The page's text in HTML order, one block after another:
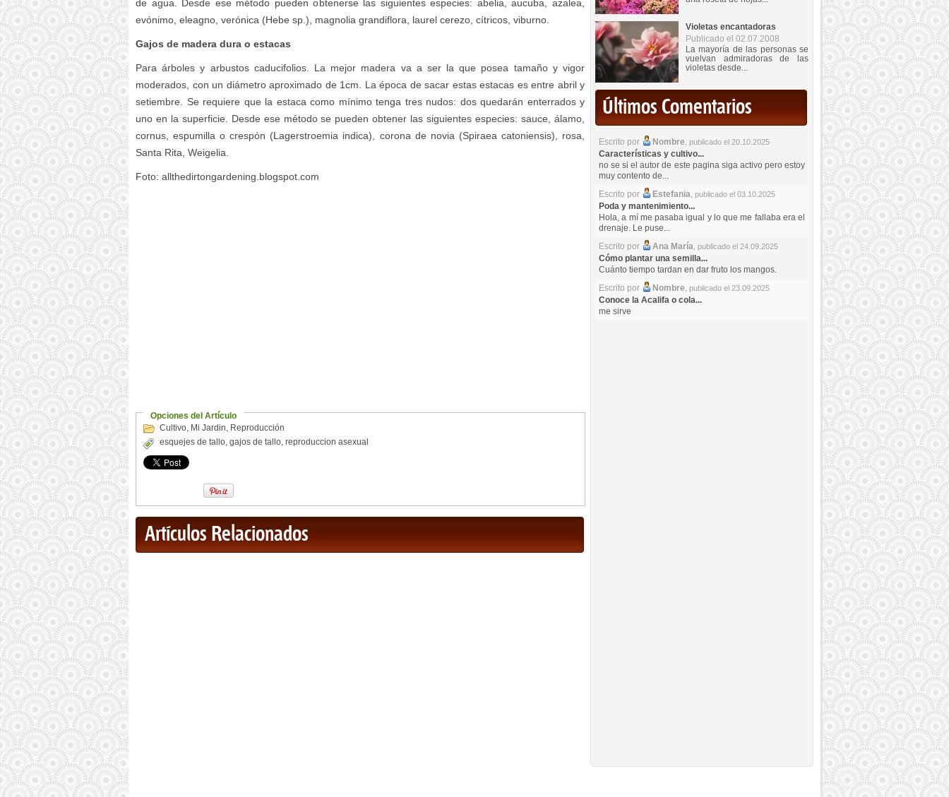
de agua. Desde ese método pueden obtenerse las siguientes especies: abelia, aucuba, azalea,
evónimo, eleagno, verónica (Hebe sp.), magnolia grandiflora, laurel cerezo, cítricos, viburno.
Gajos de madera dura o estacas
Para árboles y arbustos caducifolios. La mejor madera va a ser la que posea tamaño y vigor
moderados, con un diámetro aproximado de 1cm. La época de sacar estas estacas es entre abril y
setiembre. Se requiere que la estaca como mínimo tenga tres nudos: dos quedarán enterrados y
uno en la superficie. Desde ese método se pueden obtener las siguientes especies: sauce, álamo,
cornus, espumilla o crespón (Lagerstroemia indica), corona de novia (Spiraea catoniensis), rosa,
Santa Rita, Weigelia.
Foto: allthedirtongardening.blogspot.com
Opciones del Artículo
Cultivo, Mi Jardin, Reproducción
esquejes de tallo, gajos de tallo, reproduccion asexual
Artículos Relacionados
Violetas encantadoras
Publicado el 02.07.2008
La mayoría de las personas se
vuelvan admiradoras de las
violetas desde...
Últimos Comentarios
Escrito por Nombre, publicado el 20.10.2025
Características y cultivo...
no se si el autor de este pagina siga activo pero estoy
muy contento de...
Escrito por
Estefania, publicado el 03.10.2025
Poda y mantenimiento...
Hola, a mí me pasaba igual y lo que me fallaba era el
drenaje. Le puse...
Escrito por
Ana María, publicado el 24.09.2025
Cómo plantar una semilla...
Cuánto tiempo tardan en dar fruto los mangos.
Escrito por
Nombre, publicado el 23.09.2025
Conoce la Acalifa o cola...
me sirve